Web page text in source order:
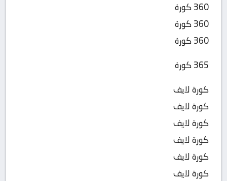
360 كورة
360 كورة
360 كورة
365 كورة
كورة لايف
كورة لايف
كورة لايف
كورة لايف
كورة لايف
كورة لايف